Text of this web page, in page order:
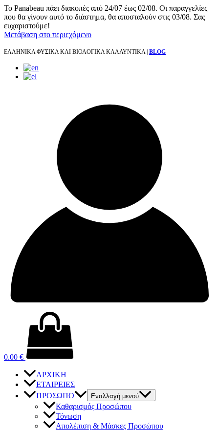
Το Panabeau πάει διακοπές από 24/07 έως 02/08. Οι παραγγελίες
που θα γίνουν αυτό το διάστημα, θα αποσταλούν στις 03/08. Σας
ευχαριστούμε!
Μετάβαση στο περιεχόμενο
ΕΛΛΗΝΙΚΑ ΦΥΣΙΚΑ ΚΑΙ ΒΙΟΛΟΓΙΚΑ ΚΑΛΛΥΝΤΙΚΑ | BLOG
0.00 €
ΑΡΧΙΚΗ
ΕΤΑΙΡΕΙΕΣ
ΠΡΟΣΩΠΟ
Εναλλαγή μενού
Καθαρισμός Προσώπου
Τόνωση
Απολέπιση & Μάσκες Προσώπου